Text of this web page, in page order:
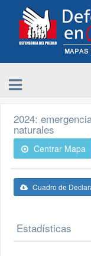
2024:
naturales
Centrar Mapa
Cuadro de
Estadísticas